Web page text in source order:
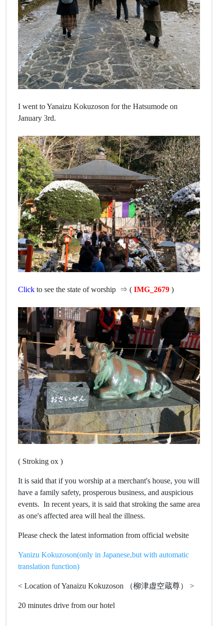
I went to Yanaizu Kokuzoson for the Hatsumode on
January 3rd.
Click to see the state of worship ⇒ ( IMG_2679 )
( Stroking ox )
It is said that if you worship at a merchant's house, you will
have a family safety, prosperous business, and auspicious
events. In recent years, it is said that stroking the same area
as one's affected area will heal the illness.
Please check the latest information from official website
Yanizu Kokuzoson(only in Japanese,but with automatic
translation function)
< Location of Yanaizu Kokuzoson （柳津虚空蔵尊） >
20 minutes drive from our hotel